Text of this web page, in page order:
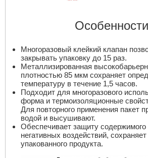
Многоразовый клейкий клапан
закрывать упаковку до 15 раз.
Металлизированная
плотностью 85 мкм сохраняет
температуру в течение 1,5 часов.
Подходит для многоразового
форма и термоизоляционные
Для повторного применения пакет
водой и высушивают.
Обеспечивает защиту содержимого
негативных воздействий,
упакованного продукта.